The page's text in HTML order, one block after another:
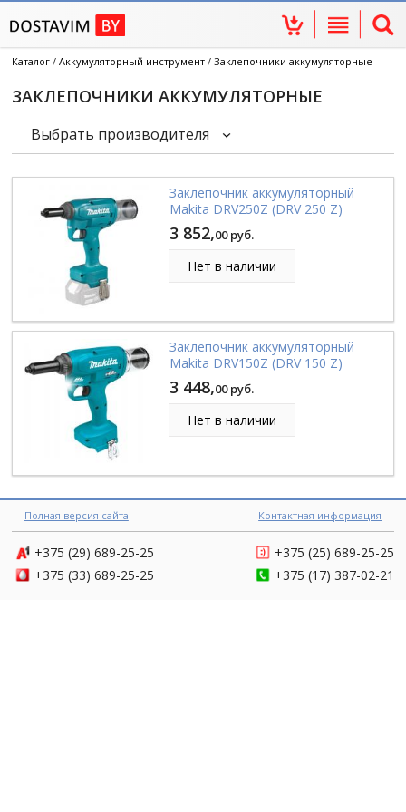
Каталог /Аккумуляторный инструмент /Заклепочники аккумуляторные
ЗАКЛЕПОЧНИКИ АККУМУЛЯТОРНЫЕ
Выбрать производителя
Заклепочник аккумуляторный
Makita DRV250Z (DRV 250 Z)
3 852,00 руб.
Нет в наличии
Заклепочник аккумуляторный
Makita DRV150Z (DRV 150 Z)
3 448,00 руб.
Нет в наличии
Полная версия сайта Контактная информация
+375 (29) 689-25-25
+375 (33) 689-25-25
+375 (25) 689-25-25
+375 (17) 387-02-21